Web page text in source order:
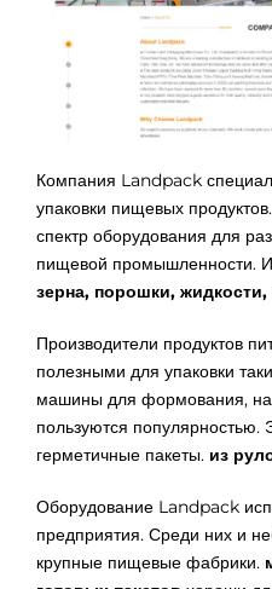
Компания Landpack
упаковки пищевых
спектр оборудования для
пищевой промышленности.
зерна, порошки,
Производители продуктов
полезными для упаковки
машины для формования,
пользуются
герметичные пакеты. из
Оборудование Landpack
предприятия. Среди них и
крупные пищевые фабрики.